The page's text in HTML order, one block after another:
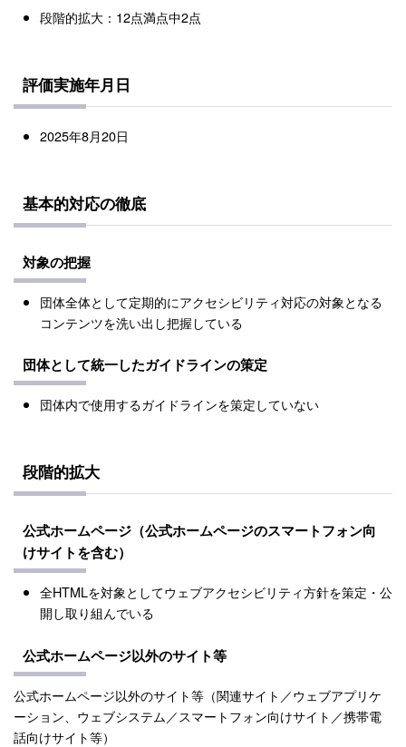
段階的拡大：12点満点中2点
評価実施年月日
2025年8月20日
基本的対応の徹底
対象の把握
団体全体として定期的にアクセシビリティ対応の対象となる
コンテンツを洗い出し把握している
団体として統一したガイドラインの策定
団体内で使用するガイドラインを策定していない
段階的拡大
公式ホームページ（公式ホームページのスマートフォン向
けサイトを含む）
全HTMLを対象としてウェブアクセシビリティ方針を策定・公
開し取り組んでいる
公式ホームページ以外のサイト等
公式ホームページ以外のサイト等（関連サイト／ウェブアプリケ
ーション、ウェブシステム／スマートフォン向けサイト／携帯電
話向けサイト等）